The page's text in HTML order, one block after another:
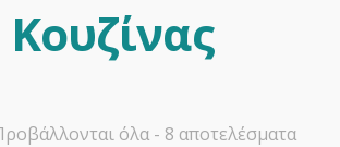
όλα - 8 αποτελέσματαSorted